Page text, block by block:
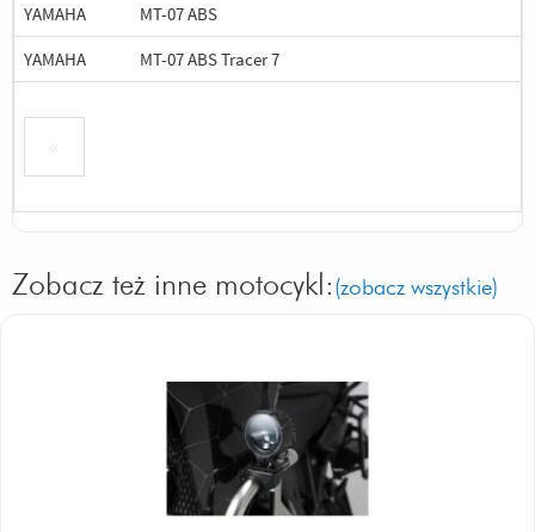
YAMAHA
MT-07 ABS
YAMAHA
MT-07 ABS Tracer 7
«
Zobacz też inne motocykl: (zobacz wszystkie)